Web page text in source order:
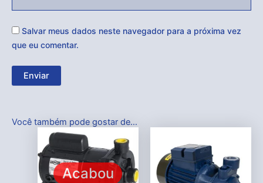
Salvar meus dados neste navegador para a próxima vez
que eu comentar.
Você também pode gostar de…
Acabou